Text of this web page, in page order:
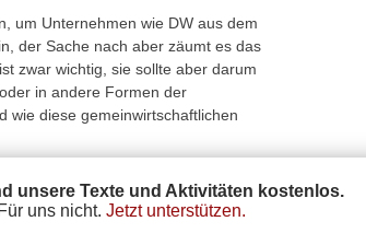
um Unternehmen wie DW aus dem
der Sache nach aber zäumt es das
zwar wichtig, sie sollte aber darum
in andere Formen der
wie diese gemeinwirtschaftlichen
unsere Texte und Aktivitäten kostenlos.
Für uns nicht. Jetzt unterstützen.